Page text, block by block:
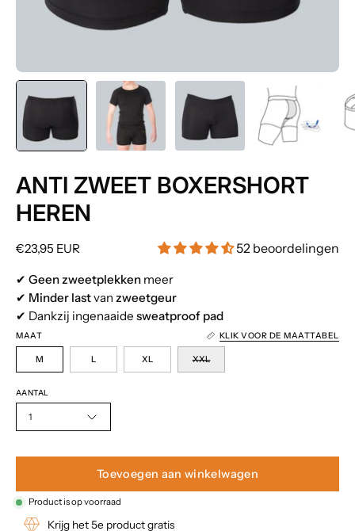
ANTI ZWEET BOXERSHORT
HEREN
€23,95 EUR 52 beoordelingen
✔ Geen zweetplekken meer
✔ Minder lastvan zweetgeur
✔ Dankzij ingenaaide sweatproof pad
MAAT KLIK VOOR DE MAATTABEL
M L XL XXL
AANTAL
1
Toevoegen aan winkelwagen
Product is op voorraad
Krijg het 5e product gratis